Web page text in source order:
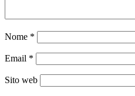
Nome *
Email *
Sito web